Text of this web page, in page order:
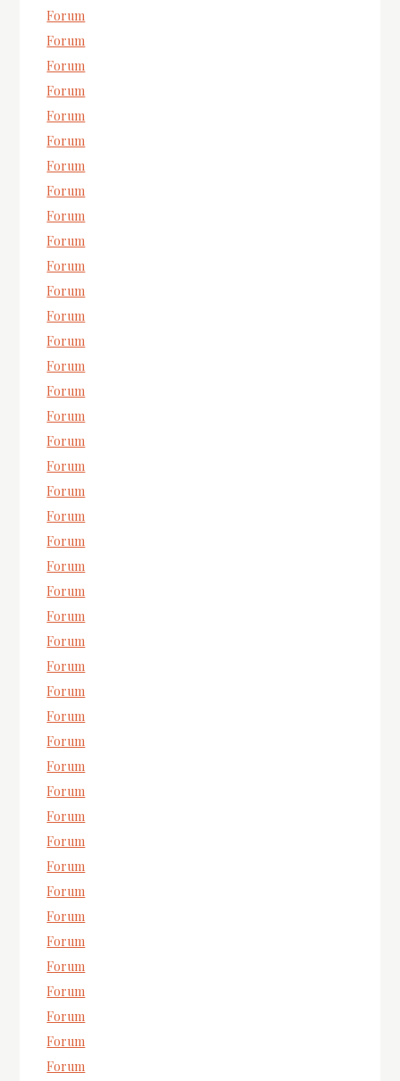
Forum
Forum
Forum
Forum
Forum
Forum
Forum
Forum
Forum
Forum
Forum
Forum
Forum
Forum
Forum
Forum
Forum
Forum
Forum
Forum
Forum
Forum
Forum
Forum
Forum
Forum
Forum
Forum
Forum
Forum
Forum
Forum
Forum
Forum
Forum
Forum
Forum
Forum
Forum
Forum
Forum
Forum
Forum